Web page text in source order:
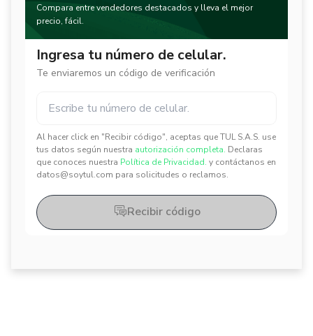
Compara entre vendedores destacados y lleva el mejor
precio, fácil.
Ingresa tu número de celular.
Te enviaremos un código de verificación
Al hacer click en "Recibir código", aceptas que TUL S.A.S. use
tus datos según nuestra autorización completa. Declaras
que conoces nuestra Política de Privacidad. y contáctanos en
datos@soytul.com para solicitudes o reclamos.
✕
✕
Recibir código